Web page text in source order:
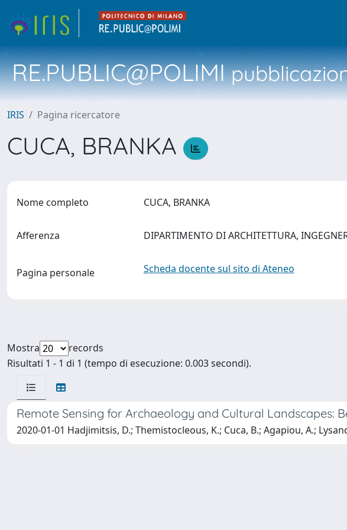
RE.PUBLIC@POLIMI
IRIS Pagina ricercatore
CUCA, BRANKA
Nome completo CUCA, BRANKA
Afferenza DIPARTIMENTO DI ARCHITETTURA,
Pagina personale Scheda docente sul sito di Ateneo
Mostra
records
Risultati 1 - 1 di 1 (tempo di esecuzione: 0.003 secondi).
Remote Sensing for Archaeology and Cultural Landscapes:
2020-01-01 Hadjimitsis, D.; Themistocleous, K.; Cuca, B.; Agapiou, A.;